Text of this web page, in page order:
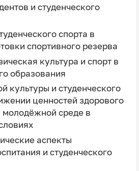
и студенческого
спорта в
спортивного резерва
культура и спорт в
образования
культуры и студенческого
ценностей здорового
молодёжной среде в
аспекты
и студенческого